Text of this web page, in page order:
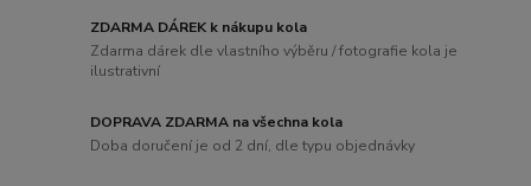
ZDARMA DÁREK k nákupu kola
Zdarma dárek dle vlastního výběru / fotografie kola je
ilustrativní
DOPRAVA ZDARMA na všechna kola
Doba doručení je od 2 dní, dle typu objednávky